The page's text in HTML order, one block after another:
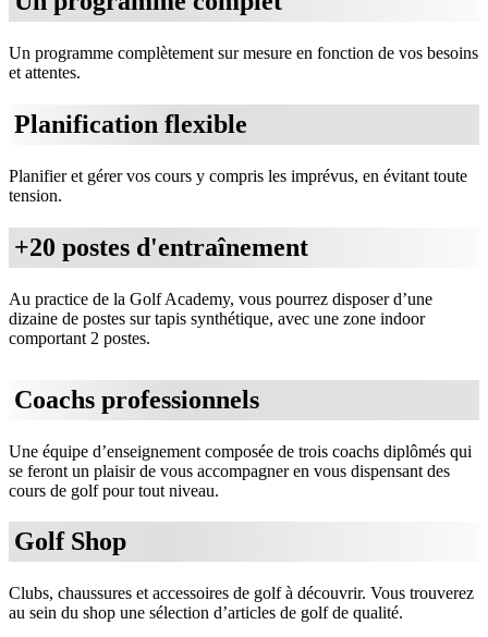
Un programme complètement sur mesure en fonction de vos besoins
et attentes.
Planification flexible
Planifier et gérer vos cours y compris les imprévus, en évitant toute
tension.
+20 postes d'entraînement
Au practice de la Golf Academy, vous pourrez disposer d’une
dizaine de postes sur tapis synthétique, avec une zone indoor
comportant 2 postes.
Coachs professionnels
Une équipe d’enseignement composée de trois coachs diplômés qui
se feront un plaisir de vous accompagner en vous dispensant des
cours de golf pour tout niveau.
Golf Shop
Clubs, chaussures et accessoires de golf à découvrir. Vous trouverez
au sein du shop une sélection d’articles de golf de qualité.